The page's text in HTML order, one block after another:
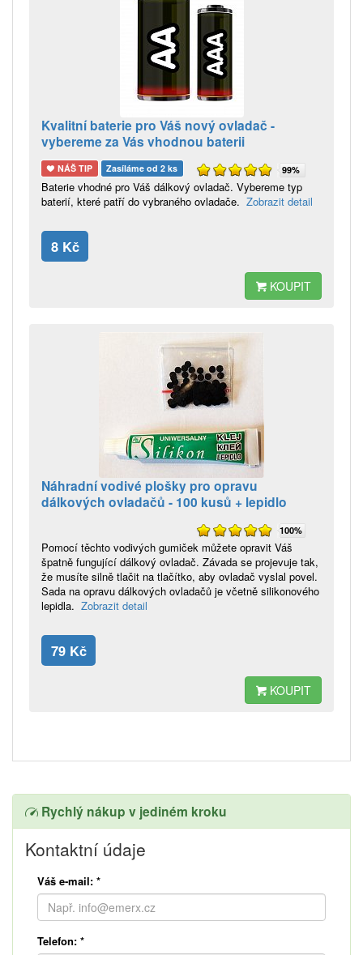
Kvalitní baterie pro Váš nový ovladač -
vybereme za Vás vhodnou baterii
NÁŠ TIP Zasíláme od 2 ks 99%
Baterie vhodné pro Váš dálkový ovladač. Vybereme typ
baterií, které patří do vybraného ovladače. Zobrazit detail
8 Kč
KOUPIT
Náhradní vodivé plošky pro opravu
dálkových ovladačů - 100 kusů + lepidlo
100%
Pomocí těchto vodivých gumiček můžete opravit Váš
špatně fungující dálkový ovladač. Závada se projevuje tak,
že musíte silně tlačit na tlačítko, aby ovladač vyslal povel.
Sada na opravu dálkových ovladačů je včetně silikonového
lepidla. Zobrazit detail
79 Kč
KOUPIT
Rychlý nákup v jediném kroku
Kontaktní údaje
Váš e-mail: *
Telefon: *